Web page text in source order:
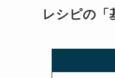
レシピの「